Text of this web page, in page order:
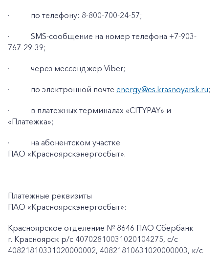
· по телефону: 8-800-700-24-57;
·
SMS-сообщение на номер телефона +7-903-
767-29-39;
· через мессенджер Viber;
· по электронной почте energy@es.krasnoyarsk.ru;
·
в платежных терминалах «CITYPAY» и
«Платежка»;
·
на абонентском участке
ПАО «Красноярскэнергосбыт».
Платежные реквизиты
ПАО «Красноярскэнергосбыт»:
Красноярское отделение № 8646 ПАО Сбербанк
г. Красноярск p/c 40702810031020104275, с/с
40821810331020000002, 40821810631020000003, к/c